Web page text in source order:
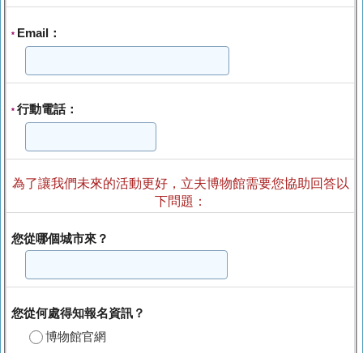
* Email：
* 行動電話：
為了讓我們未來的活動更好，立夫博物館需要您協助回答以
下問題：
您從哪個城市來？
您從何處得知報名資訊？
博物館官網